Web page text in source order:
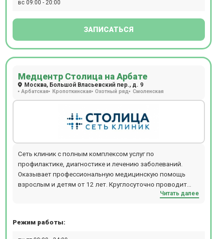
вс 09:00 - 20:00
ЗАПИСАТЬСЯ
Медцентр Столица на Арбате
Москва, Большой Власьевский пер., д. 9
Арбатская Кропоткинская Охотный ряд Смоленская
Сеть клиник с полным комплексом услуг по
профилактике, диагностике и лечению заболеваний.
Оказывает профессиональную медицинскую помощь
взрослым и детям от 12 лет. Круглосуточно проводит
МРТ и КТ-обследования. Расположение: м. Смоленская
Читать далее
Режим работы: